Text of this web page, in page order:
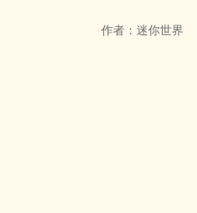
作者：迷你世界